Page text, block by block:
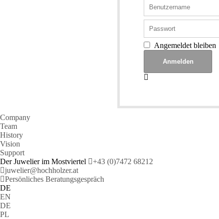
Angemeldet bleiben
Company
Team
History
Vision
Support
Der Juwelier im Mostviertel
+43 (0)7472 68212
juwelier@hochholzer.at
Persönliches Beratungsgespräch
DE
EN
DE
PL